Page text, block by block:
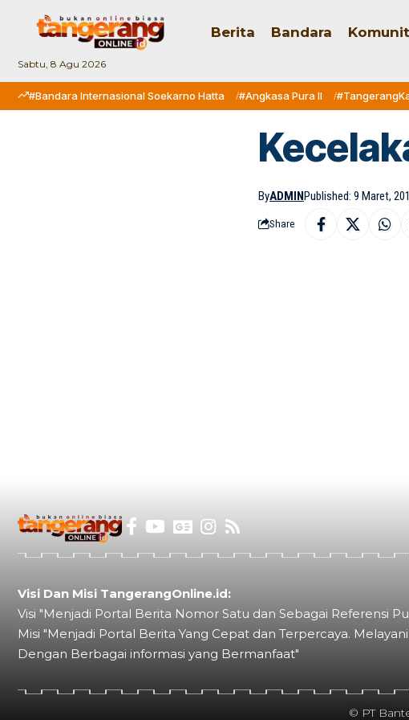
Sabtu, 8 Agu 2026
Berita Bandara
#Bandara Internasional Soekarno Hatta #Angkasa Pura II
ByADMINPublished: 9 Maret,
Share
Visi Dan Misi TangerangOnline.id:
Visi "Menjadi Portal Berita Nomor Satu dan Sebagai Referensi
Misi "Menjadi Portal Berita Yang Cepat dan Terpercaya.
Dengan Berbagai informasi yang Bermanfaat"
© PT